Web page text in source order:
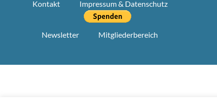
Kontakt Impressum & Datenschutz
Newsletter Mitgliederbereich